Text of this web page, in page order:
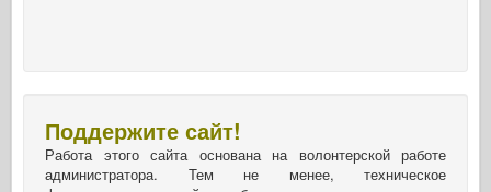
Поддержите сайт!
Работа этого сайта основана на волонтерской работе
администратора. Тем не менее, техническое